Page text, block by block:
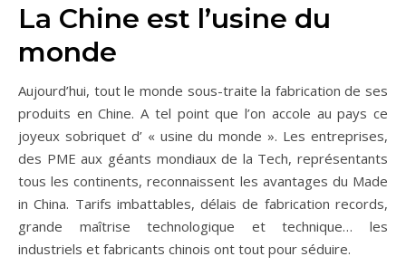
La Chine est l’usine du
monde
Aujourd’hui, tout le monde sous-traite la fabrication de ses
produits en Chine. A tel point que l’on accole au pays ce
joyeux sobriquet d’ « usine du monde ». Les entreprises,
des PME aux géants mondiaux de la Tech, représentants
tous les continents, reconnaissent les avantages du Made
in China. Tarifs imbattables, délais de fabrication records,
grande maîtrise technologique et technique… les
industriels et fabricants chinois ont tout pour séduire.